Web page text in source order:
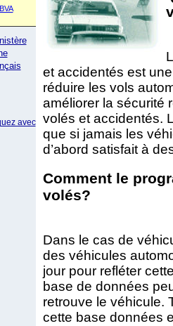
avec
et accidentés est
réduire les vols
améliorer la sécurité
volés et accidentés.
que si jamais les
d’abord satisfait à
Comment le
volés?
Dans le cas de
des véhicules
jour pour refléter
base de données
retrouve le véhicule.
cette base données